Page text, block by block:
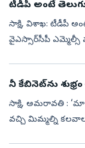
టీడీపీ అంటే
సాక్షి, విశాఖ: టీడీపీ
వైఎస్సార్‌సీపీ ఎమ్మెల్సీ
నీ కేబినెట్‌ను
సాక్షి, అమరావతి : ‘మా
వచ్చి మిమ్మల్ని